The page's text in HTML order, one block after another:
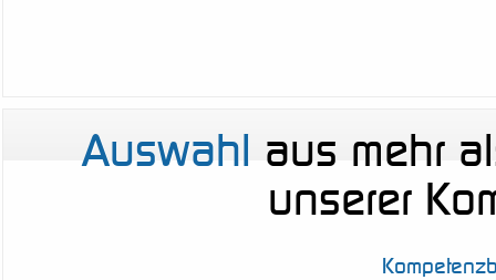
Auswahl aus mehr
unserer